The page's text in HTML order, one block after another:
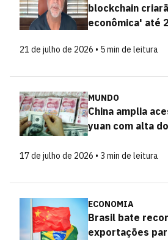
blockchain
econômica' até
21 de julho de 2026 • 5 min de leitura
MUNDO
China amplia
yuan com alta
17 de julho de 2026 • 3 min de leitura
ECONOMIA
Brasil bate
exportações